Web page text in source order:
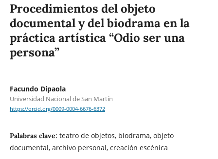
Procedimientos del objeto
documental y del biodrama en la
práctica artística “Odio ser una
persona”
Facundo Dipaola
Universidad Nacional de San Martín
https://orcid.org/0009-0004-6676-6372
Palabras clave: teatro de objetos, biodrama, objeto
documental, archivo personal, creación escénica